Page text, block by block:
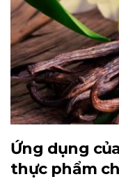
Ứng dụng
thực phẩm